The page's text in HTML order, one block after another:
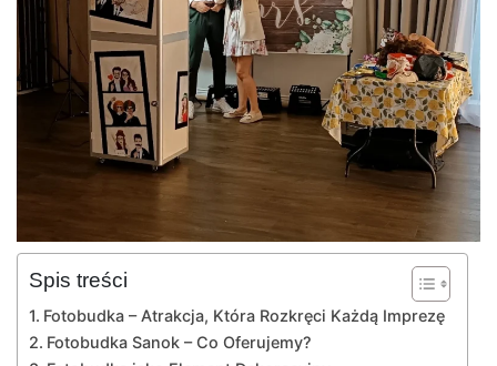
Spis treści
Fotobudka – Atrakcja, Która Rozkręci Każdą Imprezę
Fotobudka Sanok – Co Oferujemy?